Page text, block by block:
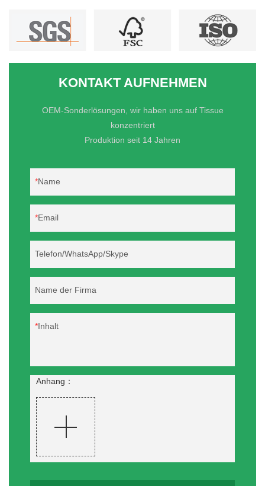
KONTAKT AUFNEHMEN
OEM-Sonderlösungen, wir haben uns auf Tissue
konzentriert
Produktion seit 14 Jahren
Name
Email
Telefon/WhatsApp/Skype
Name der Firma
Inhalt
Anhang：